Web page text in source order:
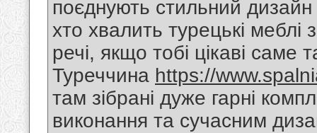
поєднують стильний дизайн
хто хвалить турецькі меблі
речі, якщо тобі цікаві саме
Туреччина https://
там зібрані дуже гарні
виконання та сучасним